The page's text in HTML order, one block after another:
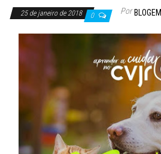
25 de janeiro de 2018 0 Por BLOGEM